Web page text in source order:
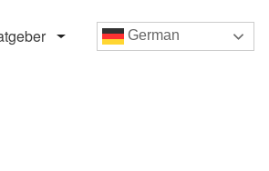
German